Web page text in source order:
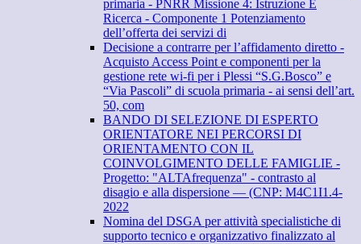
primaria - PNRR Missione 4: Istruzione E
Ricerca - Componente 1 Potenziamento
dell’offerta dei servizi di
Decisione a contrarre per l’affidamento diretto -
Acquisto Access Point e componenti per la
gestione rete wi-fi per i Plessi “S.G.Bosco” e
“Via Pascoli” di scuola primaria - ai sensi dell’art.
50, com
BANDO DI SELEZIONE DI ESPERTO
ORIENTATORE NEI PERCORSI DI
ORIENTAMENTO CON IL
COINVOLGIMENTO DELLE FAMIGLIE -
Progetto: "ALTAfrequenza" - contrasto al
disagio e alla dispersione — (CNP: M4C1I1.4-
2022
Nomina del DSGA per attività specialistiche di
supporto tecnico e organizzativo finalizzato al